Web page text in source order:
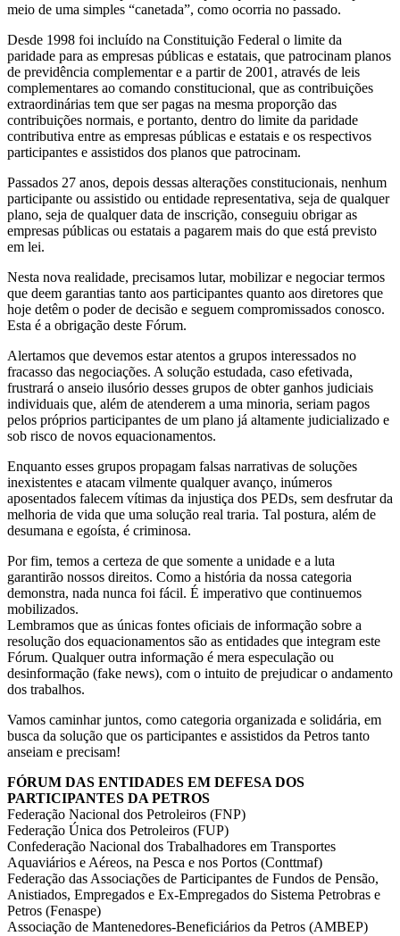
meio de uma simples “canetada”, como ocorria no passado.
Desde 1998 foi incluído na Constituição Federal o limite da
paridade para as empresas públicas e estatais, que patrocinam planos
de previdência complementar e a partir de 2001, através de leis
complementares ao comando constitucional, que as contribuições
extraordinárias tem que ser pagas na mesma proporção das
contribuições normais, e portanto, dentro do limite da paridade
contributiva entre as empresas públicas e estatais e os respectivos
participantes e assistidos dos planos que patrocinam.
Passados 27 anos, depois dessas alterações constitucionais, nenhum
participante ou assistido ou entidade representativa, seja de qualquer
plano, seja de qualquer data de inscrição, conseguiu obrigar as
empresas públicas ou estatais a pagarem mais do que está previsto
em lei.
Nesta nova realidade, precisamos lutar, mobilizar e negociar termos
que deem garantias tanto aos participantes quanto aos diretores que
hoje detêm o poder de decisão e seguem compromissados conosco.
Esta é a obrigação deste Fórum.
Alertamos que devemos estar atentos a grupos interessados no
fracasso das negociações. A solução estudada, caso efetivada,
frustrará o anseio ilusório desses grupos de obter ganhos judiciais
individuais que, além de atenderem a uma minoria, seriam pagos
pelos próprios participantes de um plano já altamente judicializado e
sob risco de novos equacionamentos.
Enquanto esses grupos propagam falsas narrativas de soluções
inexistentes e atacam vilmente qualquer avanço, inúmeros
aposentados falecem vítimas da injustiça dos PEDs, sem desfrutar da
melhoria de vida que uma solução real traria. Tal postura, além de
desumana e egoísta, é criminosa.
Por fim, temos a certeza de que somente a unidade e a luta
garantirão nossos direitos. Como a história da nossa categoria
demonstra, nada nunca foi fácil. É imperativo que continuemos
mobilizados.
Lembramos que as únicas fontes oficiais de informação sobre a
resolução dos equacionamentos são as entidades que integram este
Fórum. Qualquer outra informação é mera especulação ou
desinformação (fake news), com o intuito de prejudicar o andamento
dos trabalhos.
Vamos caminhar juntos, como categoria organizada e solidária, em
busca da solução que os participantes e assistidos da Petros tanto
anseiam e precisam!
FÓRUM DAS ENTIDADES EM DEFESA DOS
PARTICIPANTES DA PETROS
Federação Nacional dos Petroleiros (FNP)
Federação Única dos Petroleiros (FUP)
Confederação Nacional dos Trabalhadores em Transportes
Aquaviários e Aéreos, na Pesca e nos Portos (Conttmaf)
Federação das Associações de Participantes de Fundos de Pensão,
Anistiados, Empregados e Ex-Empregados do Sistema Petrobras e
Petros (Fenaspe)
Associação de Mantenedores-Beneficiários da Petros (AMBEP)